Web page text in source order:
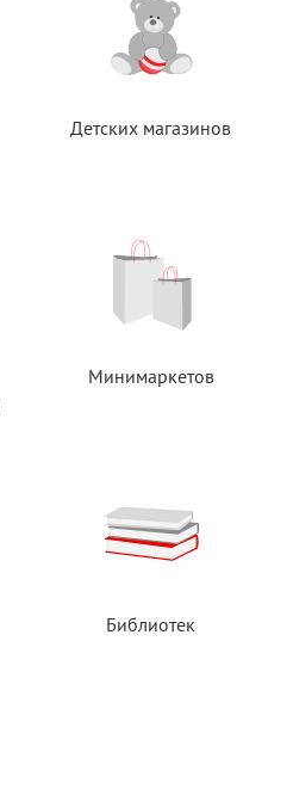
Детских магазинов
Минимаркетов
Библиотек